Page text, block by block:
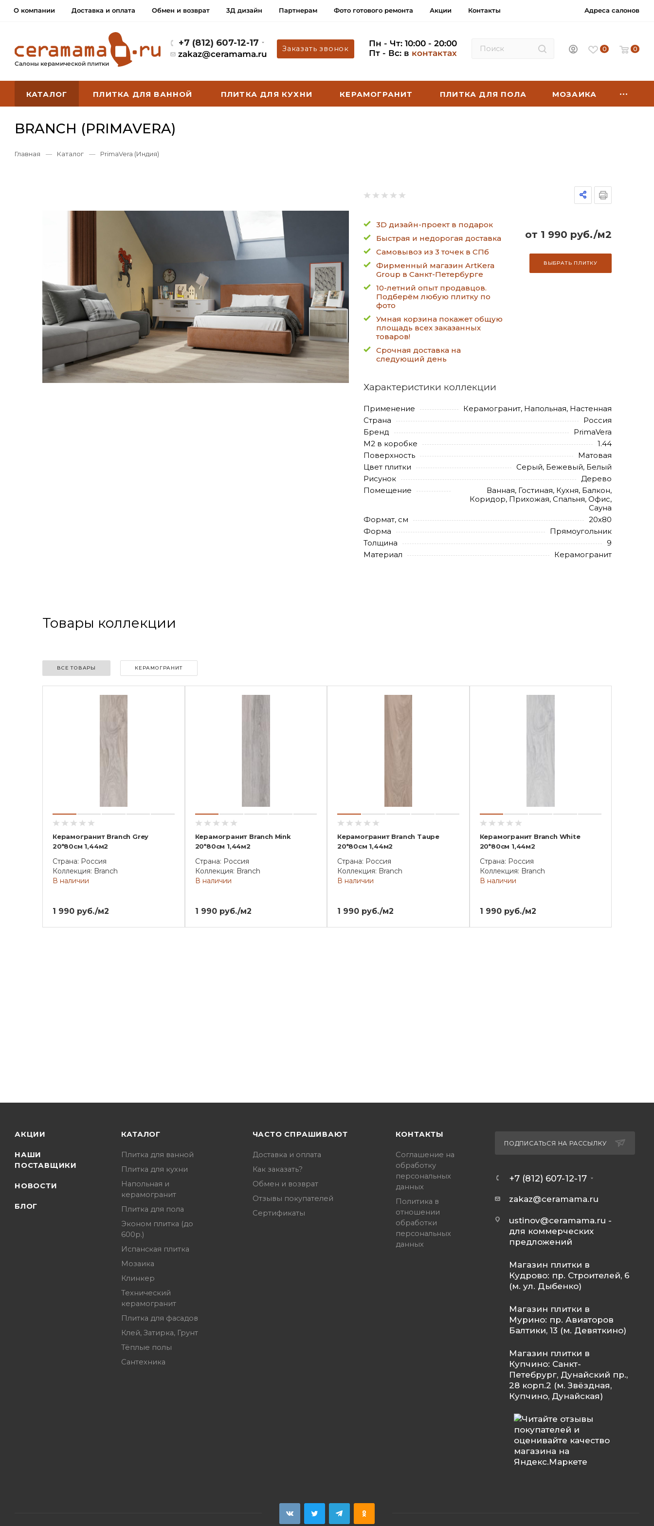
О компании Доставка и оплата Обмен и возврат 3Д дизайн Партнерам Фото готового ремонта Акции Контакты Адреса салонов
Салоны керамической плитки
+7 (812) 607-12-17
zakaz@ceramama.ru
Заказать звонок
Пн - Чт: 10:00 - 20:00
Пт - Вс: в контактах 0 0
КАТАЛОГ ПЛИТКА ДЛЯ ВАННОЙ ПЛИТКА ДЛЯ КУХНИ КЕРАМОГРАНИТ ПЛИТКА ДЛЯ ПОЛА МОЗАИКА
BRANCH (PRIMAVERA)
Главная — Каталог — PrimaVera (Индия)
3D дизайн-проект в подарок
Быстрая и недорогая доставка
Самовывоз из 3 точек в СПб
Фирменный магазин ArtKera
Group в Санкт-Петербурге
10-летний опыт продавцов.
Подберём любую плитку по
фото
Умная корзина покажет общую
площадь всех заказанных
товаров!
Срочная доставка на
следующий день
от 1 990 руб./м2
ВЫБРАТЬ ПЛИТКУ
Характеристики коллекции
Применение
Керамогранит, Напольная, Настенная
Страна
Россия
Бренд
PrimaVera
М2 в коробке
1.44
Поверхность
Матовая
Цвет плитки
Серый, Бежевый, Белый
Рисунок
Дерево
Помещение
Ванная, Гостиная, Кухня, Балкон,
Коридор, Прихожая, Спальня, Офис,
Сауна
Формат, см
20х80
Форма
Прямоугольник
Толщина
9
Материал
Керамогранит
Товары коллекции
ВСЕ ТОВАРЫ КЕРАМОГРАНИТ
Керамогранит Branch Grey
20*80см 1,44м2
Страна: Россия
Коллекция: Branch
В наличии
1 990 руб./м2
Керамогранит Branch Mink
20*80см 1,44м2
Страна: Россия
Коллекция: Branch
В наличии
1 990 руб./м2
Керамогранит Branch Taupe
20*80см 1,44м2
Страна: Россия
Коллекция: Branch
В наличии
1 990 руб./м2
Керамогранит Branch White
20*80см 1,44м2
Страна: Россия
Коллекция: Branch
В наличии
1 990 руб./м2
АКЦИИ
НАШИ
ПОСТАВЩИКИ
НОВОСТИ
БЛОГ
КАТАЛОГ
Плитка для ванной
Плитка для кухни
Напольная и
керамогранит
Плитка для пола
Эконом плитка (до
600р.)
Испанская плитка
Мозаика
Клинкер
Технический
керамогранит
Плитка для фасадов
Клей, Затирка, Грунт
Тёплые полы
Сантехника
ЧАСТО СПРАШИВАЮТ
Доставка и оплата
Как заказать?
Обмен и возврат
Отзывы покупателей
Сертификаты
КОНТАКТЫ
Соглашение на
обработку
персональных
данных
Политика в
отношении
обработки
персональных
данных
ПОДПИСАТЬСЯ НА РАССЫЛКУ
+7 (812) 607-12-17
zakaz@ceramama.ru
ustinov@ceramama.ru -
для коммерческих
предложений
Магазин плитки в
Кудрово: пр. Строителей, 6
(м. ул. Дыбенко)
Магазин плитки в
Мурино: пр. Авиаторов
Балтики, 13 (м. Девяткино)
Магазин плитки в
Купчино: Санкт-
Петебрург, Дунайский пр.,
28 корп.2 (м. Звёздная,
Купчино, Дунайская)